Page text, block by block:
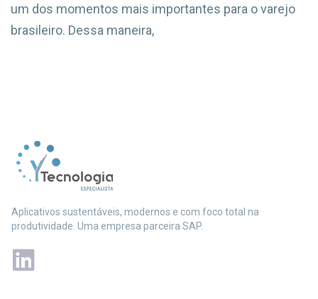
um dos momentos mais importantes para o varejo
brasileiro. Dessa maneira,
Aplicativos sustentáveis, modernos e com foco total na
produtividade. Uma empresa parceira SAP.